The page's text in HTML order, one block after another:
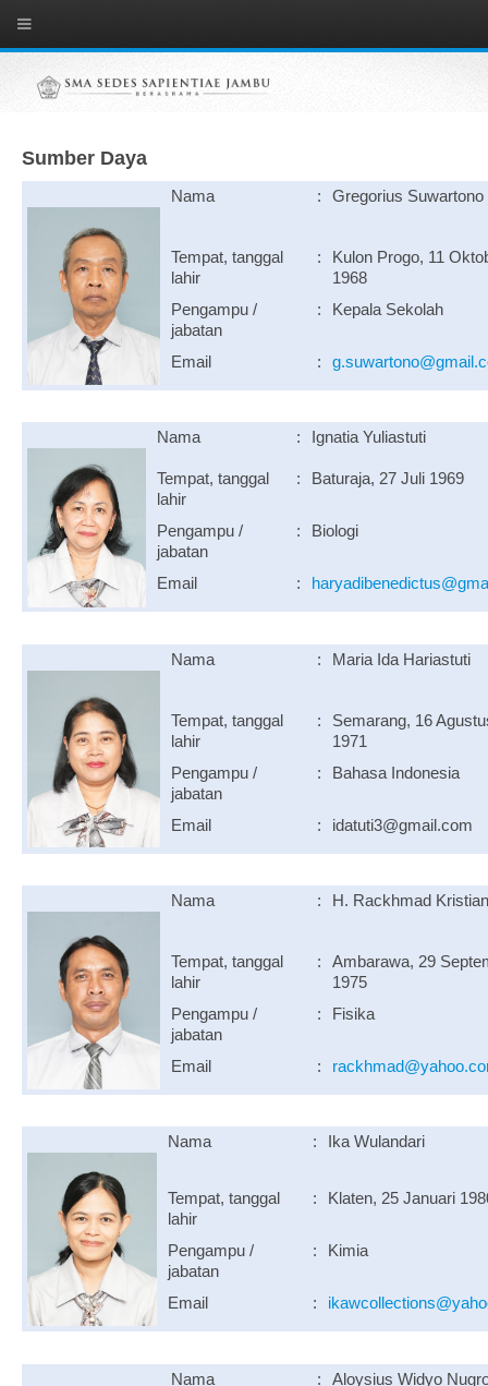
Sumber Daya
Nama : Gregorius Suwartono
Tempat, tanggal
lahir
:
Kulon Progo, 11
1968
Pengampu /
jabatan
: Kepala Sekolah
Email :
Nama : Ignatia Yuliastuti
Tempat, tanggal
lahir
: Baturaja, 27 Juli 1969
Pengampu /
jabatan
: Biologi
Email :
Nama : Maria Ida Hariastuti
Tempat, tanggal
lahir
:
Semarang, 16
1971
Pengampu /
jabatan
: Bahasa Indonesia
Email : idatuti3@gmail.com
Nama : H. Rackhmad
Tempat, tanggal
lahir
:
Ambarawa, 29
1975
Pengampu /
jabatan
: Fisika
Email :
Nama : Ika Wulandari
Tempat, tanggal
lahir
: Klaten, 25 Januari
Pengampu /
jabatan
: Kimia
Email :
Nama : Aloysius Widyo